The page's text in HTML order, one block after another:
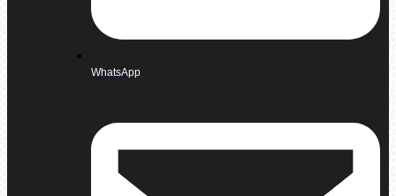
WhatsApp